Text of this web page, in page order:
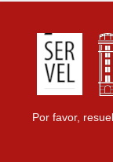
Por favor,